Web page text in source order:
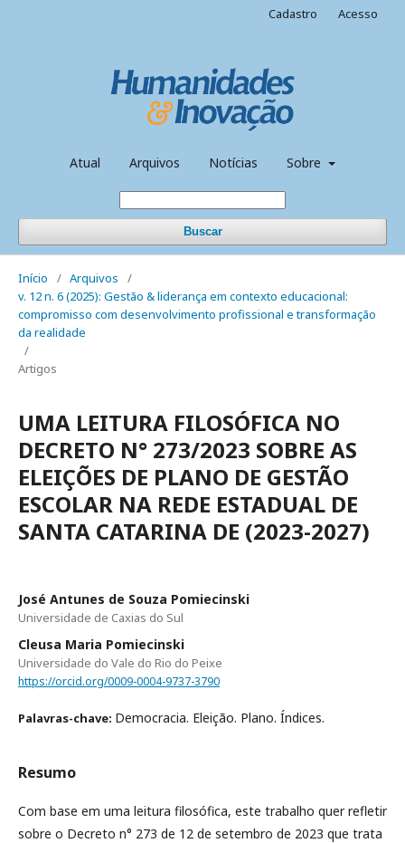
Atual Arquivos Notícias Sobre
Buscar
Cadastro Acesso
Início / Arquivos
/
v. 12 n. 6 (2025): Gestão & liderança em contexto educacional:
compromisso com desenvolvimento profissional e transformação
da realidade
/
Artigos
UMA LEITURA FILOSÓFICA NO
DECRETO N° 273/2023 SOBRE AS
ELEIÇÕES DE PLANO DE GESTÃO
ESCOLAR NA REDE ESTADUAL DE
SANTA CATARINA DE (2023-2027)
José Antunes de Souza Pomiecinski
Universidade de Caxias do Sul
Cleusa Maria Pomiecinski
Universidade do Vale do Rio do Peixe
https://orcid.org/0009-0004-9737-3790
Palavras-chave: Democracia. Eleição. Plano. Índices.
Resumo
Com base em uma leitura filosófica, este trabalho quer refletir
sobre o Decreto n° 273 de 12 de setembro de 2023 que trata